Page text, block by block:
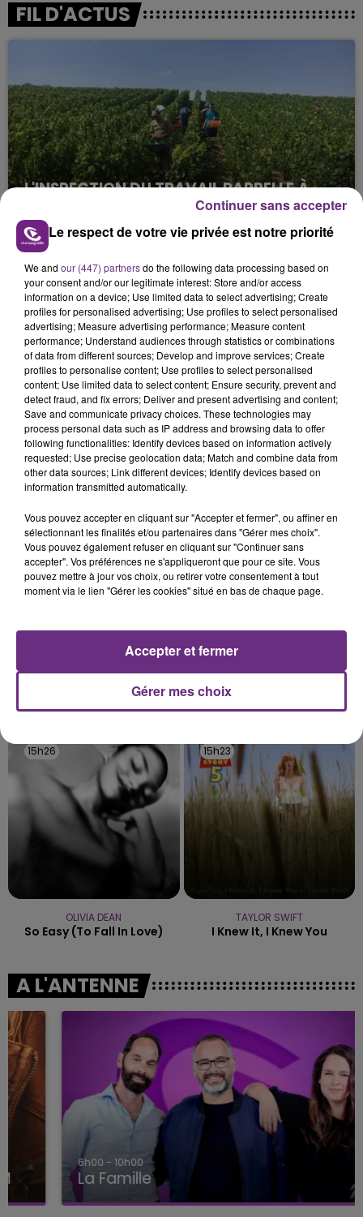
FIL D'ACTUS
L'INSPECTION DU TRAVAIL RAPPELLE À
L'ORDRE SUR LES CONDITIONS DE...
Alors que les dates de début des vendange 2026
s'est avéré être plus précoce que prévu,
l'inspection du Travail en profite pour rappeler
les conditions de...
UN FEU DE REMORQUE BLOQUE LA
CIRCULATION DANS LES ARDENNES
Un feu de remorque s'est déclaré ce mercredi en
fin de matinée sur l'A34.
TITRES DIFFUSÉS
15h36
15h36
Fever Dream
15h29
15h29
La Traversee
15h26
15h26
OLIVIA DEAN
So Easy (to Fall In Love)
15h23
15h23
TAYLOR SWIFT
I Knew It, I Knew You
A L'ANTENNE
6h00 - 10h00
La Famille
Le respect de votre vie privée est notre priorité
We and our (447) partnersdo the following data processing based on
your consent and/or our legitimate interest: Store and/or access
information on a device; Use limited data to select advertising; Create
profiles for personalised advertising; Use profiles to select personalised
advertising; Measure advertising performance; Measure content
performance; Understand audiences through statistics or combinations
of data from different sources; Develop and improve services; Create
profiles to personalise content; Use profiles to select personalised
content; Use limited data to select content; Ensure security, prevent and
detect fraud, and fix errors; Deliver and present advertising and content;
Save and communicate privacy choices. These technologies may
process personal data such as IP address and browsing data to offer
following functionalities: Identify devices based on information actively
requested; Use precise geolocation data; Match and combine data from
other data sources; Link different devices; Identify devices based on
information transmitted automatically.
Vous pouvez accepter en cliquant sur "Accepter et fermer", ou affiner en
sélectionnant les finalités et/ou partenaires dans "Gérer mes choix".
Vous pouvez également refuser en cliquant sur "Continuer sans
accepter". Vos préférences ne s'appliqueront que pour ce site. Vous
pouvez mettre à jour vos choix, ou retirer votre consentement à tout
moment via le lien "Gérer les cookies" situé en bas de chaque page.
Gérer mes choix
Accepter et fermer
Continuer sans accepter